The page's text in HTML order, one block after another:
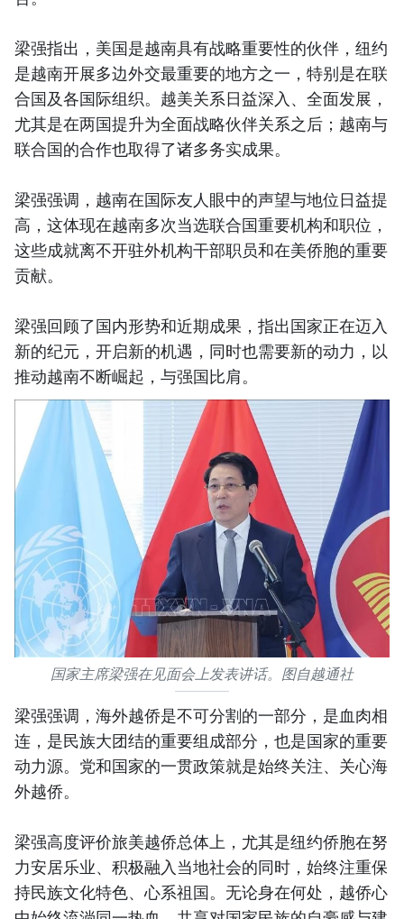
梁强指出，美国是越南具有战略重要性的伙伴，纽约
是越南开展多边外交最重要的地方之一，特别是在联
合国及各国际组织。越美关系日益深入、全面发展，
尤其是在两国提升为全面战略伙伴关系之后；越南与
联合国的合作也取得了诸多务实成果。
梁强强调，越南在国际友人眼中的声望与地位日益提
高，这体现在越南多次当选联合国重要机构和职位，
这些成就离不开驻外机构干部职员和在美侨胞的重要
贡献。
梁强回顾了国内形势和近期成果，指出国家正在迈入
新的纪元，开启新的机遇，同时也需要新的动力，以
推动越南不断崛起，与强国比肩。
国家主席梁强在见面会上发表讲话。图自越通社
梁强强调，海外越侨是不可分割的一部分，是血肉相
连，是民族大团结的重要组成部分，也是国家的重要
动力源。党和国家的一贯政策就是始终关注、关心海
外越侨。
梁强高度评价旅美越侨总体上，尤其是纽约侨胞在努
力安居乐业、积极融入当地社会的同时，始终注重保
持民族文化特色、心系祖国。无论身在何处，越侨心